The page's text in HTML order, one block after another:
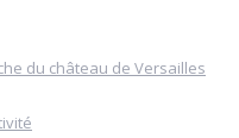
du château de Versailles